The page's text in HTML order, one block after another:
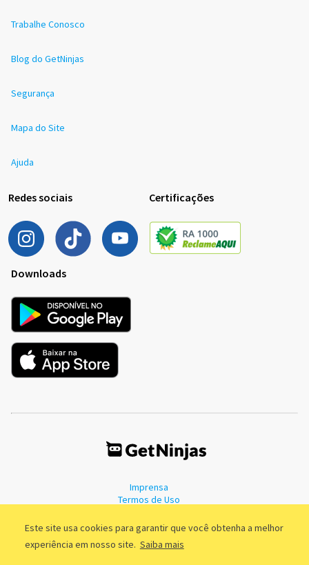
Este site usa cookies para garantir que você obtenha a melhor
experiência em nosso site. Saiba mais
Trabalhe Conosco
Blog do GetNinjas
Segurança
Mapa do Site
Ajuda
Redes sociais Certificações
Downloads
Imprensa
Termos de Uso